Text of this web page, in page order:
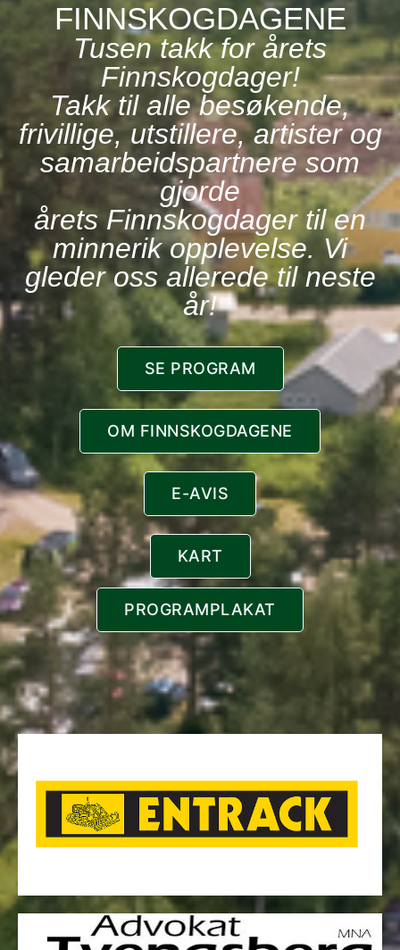
FINNSKOGDAGENE
Tusen takk for årets
Finnskogdager!
Takk til alle besøkende,
frivillige, utstillere, artister og
samarbeidspartnere som
gjorde
årets Finnskogdager til en
minnerik opplevelse. Vi
gleder oss allerede til neste
år!
SE PROGRAM
OM FINNSKOGDAGENE
E-AVIS
KART
PROGRAMPLAKAT